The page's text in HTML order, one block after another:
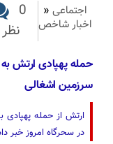
اجتماعی «
اخبار شاخص
0
نظر
حمله پهپادی ارتش
سرزمین اشغالی
ارتش از حمله
در سحرگاه امروز خبر